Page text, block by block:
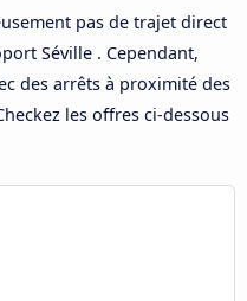
pas de trajet direct
Séville . Cependant,
des arrêts à proximité des
les offres ci-dessous